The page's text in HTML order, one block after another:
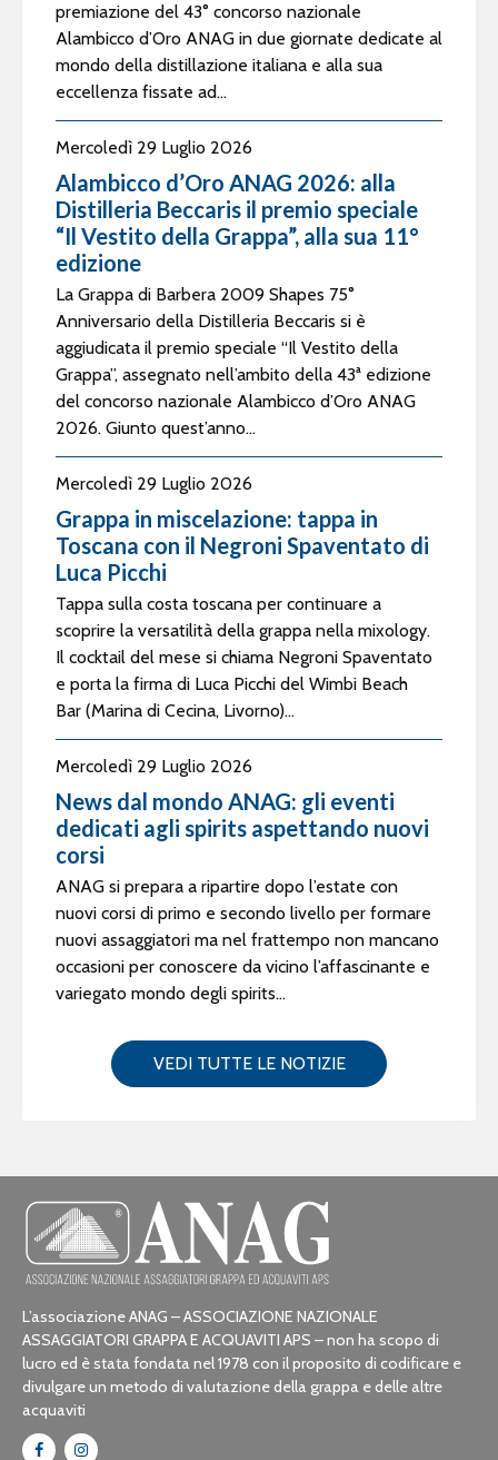
premiazione del 43° concorso nazionale
Alambicco d’Oro ANAG in due giornate dedicate al
mondo della distillazione italiana e alla sua
eccellenza fissate ad...
Mercoledì 29 Luglio 2026
Alambicco d’Oro ANAG 2026: alla
Distilleria Beccaris il premio speciale
“Il Vestito della Grappa”, alla sua 11°
edizione
La Grappa di Barbera 2009 Shapes 75°
Anniversario della Distilleria Beccaris si è
aggiudicata il premio speciale “Il Vestito della
Grappa”, assegnato nell’ambito della 43ª edizione
del concorso nazionale Alambicco d’Oro ANAG
2026. Giunto quest’anno...
Mercoledì 29 Luglio 2026
Grappa in miscelazione: tappa in
Toscana con il Negroni Spaventato di
Luca Picchi
Tappa sulla costa toscana per continuare a
scoprire la versatilità della grappa nella mixology.
Il cocktail del mese si chiama Negroni Spaventato
e porta la firma di Luca Picchi del Wimbi Beach
Bar (Marina di Cecina, Livorno)...
Mercoledì 29 Luglio 2026
News dal mondo ANAG: gli eventi
dedicati agli spirits aspettando nuovi
corsi
ANAG si prepara a ripartire dopo l’estate con
nuovi corsi di primo e secondo livello per formare
nuovi assaggiatori ma nel frattempo non mancano
occasioni per conoscere da vicino l’affascinante e
variegato mondo degli spirits...
VEDI TUTTE LE NOTIZIE
L’associazione ANAG – ASSOCIAZIONE NAZIONALE
ASSAGGIATORI GRAPPA E ACQUAVITI APS – non ha scopo di
lucro ed è stata fondata nel 1978 con il proposito di codificare e
divulgare un metodo di valutazione della grappa e delle altre
acquaviti